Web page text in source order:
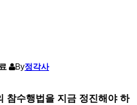
By정각사
참수행법을 지금 정진해야 하